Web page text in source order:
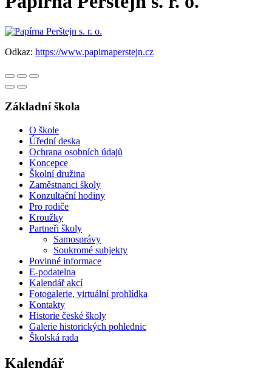
Odkaz: https://www.papirnaperstejn.cz
Základní škola
O škole
Úřední deska
Ochrana osobních údajů
Koncepce
Školní družina
Zaměstnanci školy
Konzultační hodiny
Pro rodiče
Kroužky
Partneři školy
Samosprávy
Soukromé subjekty
Povinné informace
E-podatelna
Kalendář akcí
Fotogalerie, virtuální prohlídka
Kontakty
Historie české školy
Galerie historických pohlednic
Školská rada
Kalendář